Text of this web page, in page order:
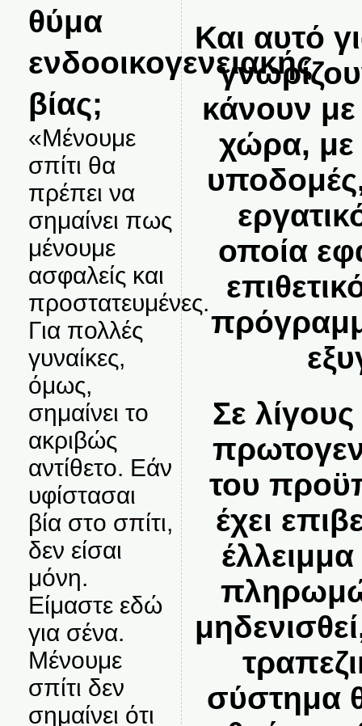
θύμα
ενδοοικογενειακής
βίας;
«Μένουμε
σπίτι θα
πρέπει να
σημαίνει πως
μένουμε
ασφαλείς και
προστατευμένες.
Για πολλές
γυναίκες,
όμως,
σημαίνει το
ακριβώς
αντίθετο. Εάν
υφίστασαι
βία στο σπίτι,
δεν είσαι
μόνη.
Είμαστε εδώ
για σένα.
Μένουμε
σπίτι δεν
σημαίνει ότι
Και αυτό
κάνουν
χώρα, με
οποία
Σε
του
έχει
σύστημα